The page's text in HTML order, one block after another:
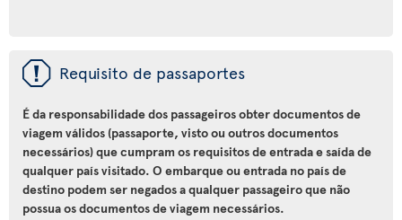
ü Requisito de passaportes
É da responsabilidade dos passageiros obter documentos de
viagem válidos (passaporte, visto ou outros documentos
necessários) que cumpram os requisitos de entrada e saída de
qualquer país visitado. O embarque ou entrada no país de
destino podem ser negados a qualquer passageiro que não
possua os documentos de viagem necessários.